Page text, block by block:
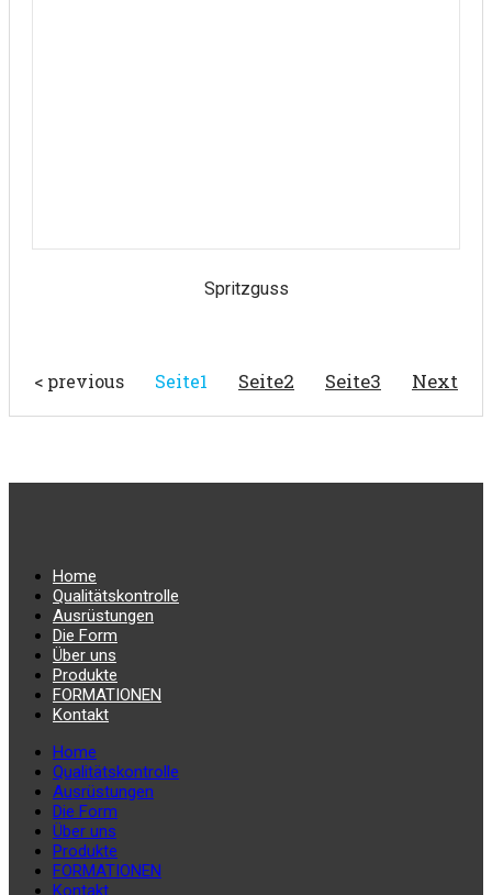
Spritzguss
< previous Seite1 Seite2 Seite3 Next
Home
Qualitätskontrolle
Ausrüstungen
Die Form
Über uns
Produkte
FORMATIONEN
Kontakt
Home
Qualitätskontrolle
Ausrüstungen
Die Form
Über uns
Produkte
FORMATIONEN
Kontakt